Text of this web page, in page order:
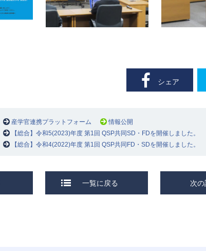
シェア
産学官連携プラットフォーム
情報公開
【総合】令和5(2023)年度 第1回 QSP共同SD・FDを開催しました。
【総合】令和4(2022)年度 第1回 QSP共同FD・SDを開催しました。
一覧に戻る 次